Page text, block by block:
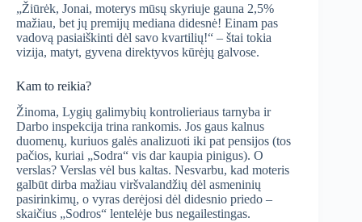
„Žiūrėk, Jonai, moterys mūsų skyriuje gauna 2,5%
mažiau, bet jų premijų mediana didesnė! Einam pas
vadovą pasiaiškinti dėl savo kvartilių!“ – štai tokia
vizija, matyt, gyvena direktyvos kūrėjų galvose.
Kam to reikia?
Žinoma, Lygių galimybių kontrolieriaus tarnyba ir
Darbo inspekcija trina rankomis. Jos gaus kalnus
duomenų, kuriuos galės analizuoti iki pat pensijos (tos
pačios, kuriai „Sodra“ vis dar kaupia pinigus). O
verslas? Verslas vėl bus kaltas. Nesvarbu, kad moteris
galbūt dirba mažiau viršvalandžių dėl asmeninių
pasirinkimų, o vyras derėjosi dėl didesnio priedo –
skaičius „Sodros“ lentelėje bus negailestingas.